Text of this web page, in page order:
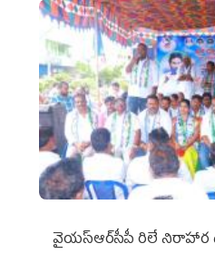
వైయ‌స్ఆర్‌సీపీ రిలే నిరాహార